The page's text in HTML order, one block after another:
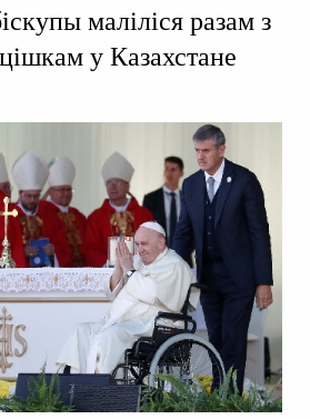
маліліся разам з
у Казахстане